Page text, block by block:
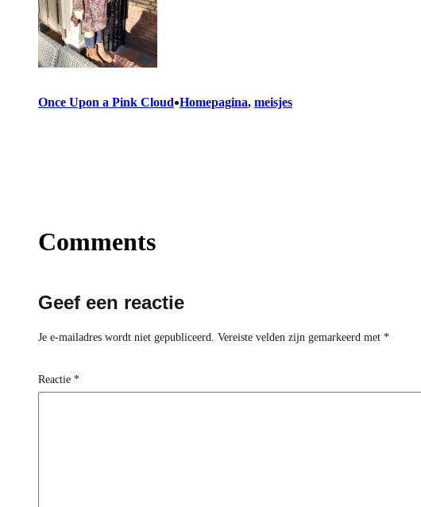
Once Upon a Pink Cloud•Homepagina, meisjes
Comments
Geef een reactie
Je e-mailadres wordt niet gepubliceerd. Vereiste velden zijn gemarkeerd met *
Reactie *